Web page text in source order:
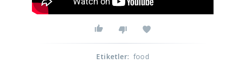
Etiketler: food